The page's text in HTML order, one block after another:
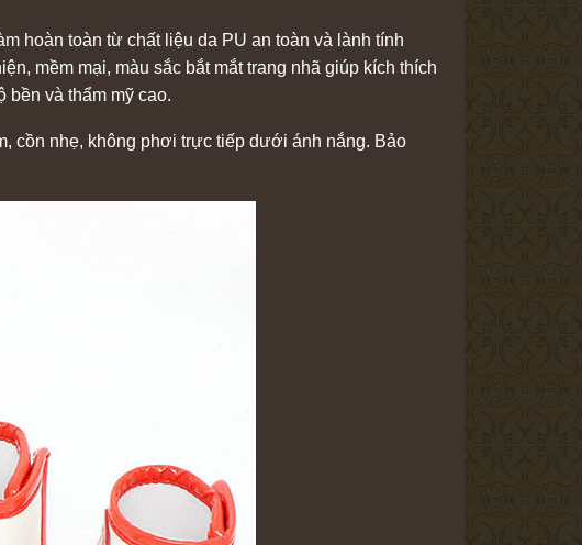
hoàn toàn từ chất liệu da PU an toàn và lành tính
mềm mại, màu sắc bắt mắt trang nhã giúp kích thích
bền và thẩm mỹ cao.
cồn nhẹ, không phơi trực tiếp dưới ánh nắng. Bảo